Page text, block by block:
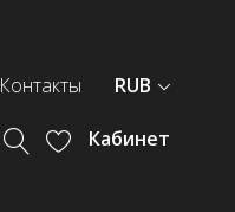
Контакты RUB
Кабинет